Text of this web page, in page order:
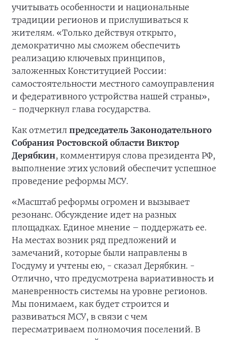
учитывать особенности и национальные
традиции регионов и прислушиваться к
жителям. «Только действуя открыто,
демократично мы сможем обеспечить
реализацию ключевых принципов,
заложенных Конституцией России:
самостоятельности местного самоуправления
и федеративного устройства нашей страны»,
- подчеркнул глава государства.
Как отметил председатель Законодательного
Собрания Ростовской области Виктор
Дерябкин, комментируя слова президента РФ,
выполнение этих условий обеспечит успешное
проведение реформы МСУ.
«Масштаб реформы огромен и вызывает
резонанс. Обсуждение идет на разных
площадках. Единое мнение – поддержать ее.
На местах возник ряд предложений и
замечаний, которые были направлены в
Госдуму и учтены ею, - сказал Дерябкин. -
Отлично, что предусмотрена вариативность и
маневренность системы на уровне регионов.
Мы понимаем, как будет строится и
развиваться МСУ, в связи с чем
пересматриваем полномочия поселений. В